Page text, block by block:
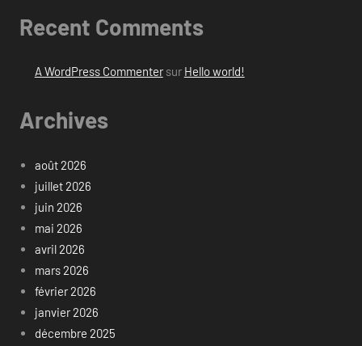
Recent Comments
A WordPress Commentersur Hello world!
Archives
août 2026
juillet 2026
juin 2026
mai 2026
avril 2026
mars 2026
février 2026
janvier 2026
décembre 2025